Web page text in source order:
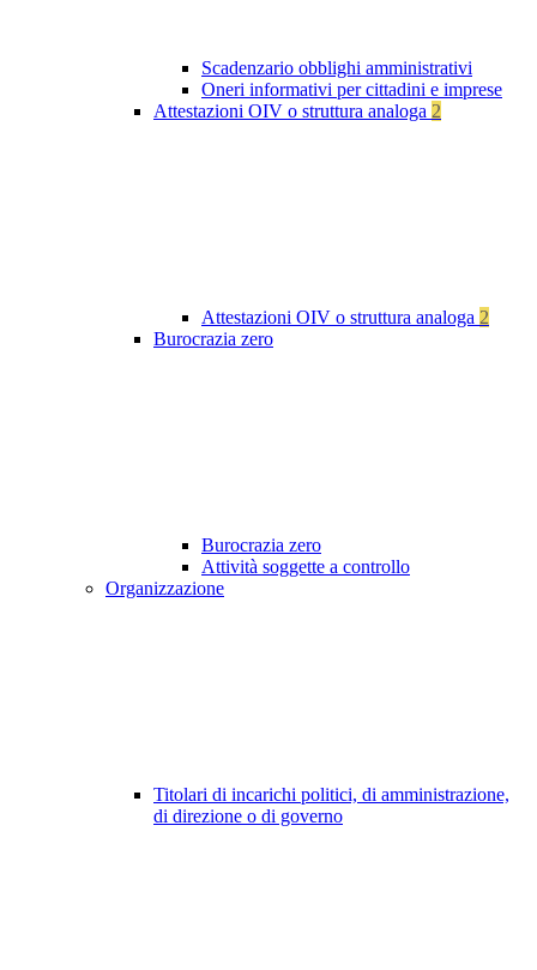
Scadenzario obblighi amministrativi
Oneri informativi per cittadini e imprese
Attestazioni OIV o struttura analoga 2
Attestazioni OIV o struttura analoga 2
Burocrazia zero
Burocrazia zero
Attività soggette a controllo
Organizzazione
Titolari di incarichi politici, di amministrazione,
di direzione o di governo